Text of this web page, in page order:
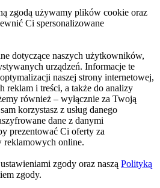
zgodą używamy plików cookie oraz
Ci spersonalizowane
dotyczące naszych użytkowników,
urządzeń. Informacje te
naszej strony internetowej,
reklam i treści, a także do analizy
również – wyłącznie za Twoją
korzystasz z usług danego
dane z danymi
prezentować Ci oferty za
reklamowych online.
zgody oraz naszą Polityką
zgody.